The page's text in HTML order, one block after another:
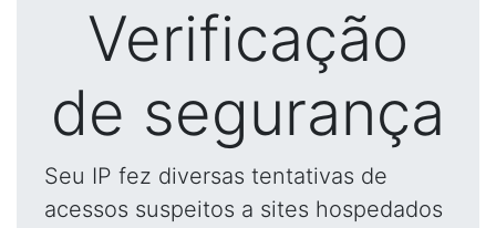
Verificação
de segurança
Seu IP fez diversas tentativas de
acessos suspeitos a sites hospedados